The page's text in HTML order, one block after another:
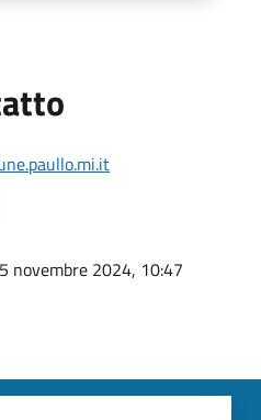
novembre 2024, 10:47